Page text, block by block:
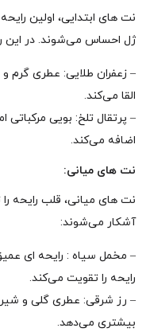
نت‌ های ابتدایی، اولین
ژل احساس می‌شوند. در این
– زعفران طلایی: عطری گرم
القا می‌کند.
– پرتقال تلخ: بویی مرکباتی
اضافه می‌کند.
نت‌ های میانی:
نت‌ های میانی، قلب رایحه
آشکار می‌شوند:
– مخمل سیاه : رایحه‌ ای
رایحه را تقویت می‌کند.
– رز شرقی: عطری گلی و
بیشتری می‌دهد.